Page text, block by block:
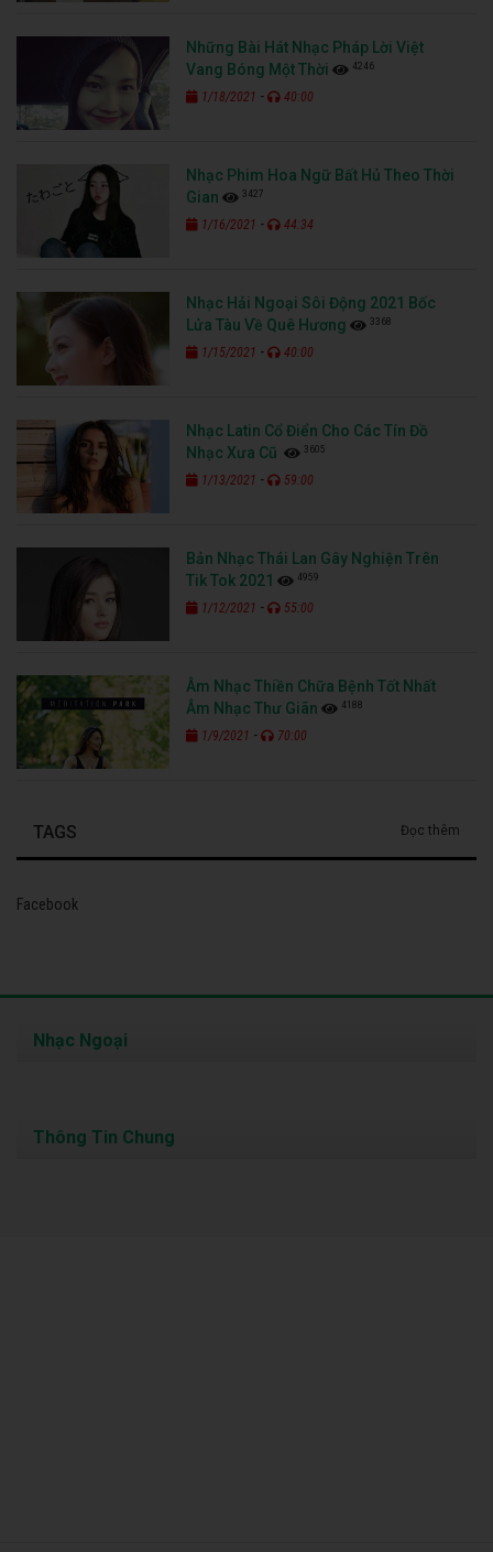
Những Bài Hát Nhạc Pháp Lời Việt
Vang Bóng Một Thời
4246
1/18/2021 - 40:00
Nhạc Phim Hoa Ngữ Bất Hủ Theo Thời
Gian
3427
1/16/2021 - 44:34
Nhạc Hải Ngoại Sôi Động 2021 Bốc
Lửa Tàu Về Quê Hương
3368
1/15/2021 - 40:00
Nhạc Latin Cổ Điển Cho Các Tín Đồ
Nhạc Xưa Cũ
3605
1/13/2021 - 59:00
Bản Nhạc Thái Lan Gây Nghiện Trên
Tik Tok 2021
4959
1/12/2021 - 55:00
Âm Nhạc Thiền Chữa Bệnh Tốt Nhất
Âm Nhạc Thư Giãn
4188
1/9/2021 - 70:00
TAGS Đọc thêm
Facebook
Nhạc Ngoại
Thông Tin Chung